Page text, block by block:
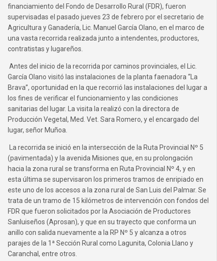
financiamiento del Fondo de Desarrollo Rural (FDR), fueron
supervisadas el pasado jueves 23 de febrero por el secretario de
Agricultura y Ganadería, Lic. Manuel García Olano, en el marco de
una vasta recorrida realizada junto a intendentes, productores,
contratistas y lugareños.
Antes del inicio de la recorrida por caminos provinciales, el Lic.
García Olano visitó las instalaciones de la planta faenadora “La
Brava”, oportunidad en la que recorrió las instalaciones del lugar a
los fines de verificar el funcionamiento y las condiciones
sanitarias del lugar. La visita la realizó con la directora de
Producción Vegetal, Med. Vet. Sara Romero, y el encargado del
lugar, señor Muñoa.
La recorrida se inició en la intersección de la Ruta Provincial Nº 5
(pavimentada) y la avenida Misiones que, en su prolongación
hacia la zona rural se transforma en Ruta Provincial Nº 4, y en
esta última se supervisaron los primeros tramos de enripiado en
este uno de los accesos a la zona rural de San Luis del Palmar. Se
trata de un tramo de 15 kilómetros de intervención con fondos del
FDR que fueron solicitados por la Asociación de Productores
Sanluiseños (Aprosan), y que en su trayecto que conforma un
anillo con salida nuevamente a la RP Nº 5 y alcanza a otros
parajes de la 1ª Sección Rural como Lagunita, Colonia Llano y
Caranchal, entre otros.